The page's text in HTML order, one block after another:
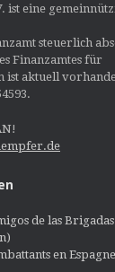
ist eine
steuerlich
Finanzamtes für
ist aktuell
de las Brigadas
en